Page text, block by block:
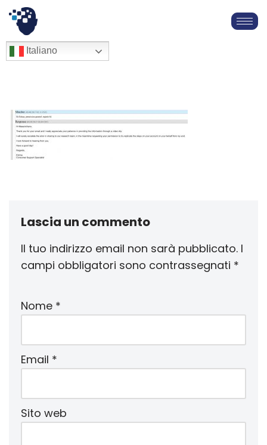
Vai
al
简体中文
English
Français
Italiano
Lascia un commento
Il tuo indirizzo email non sarà pubblicato. I
campi obbligatori sono contrassegnati *
Nome *
Email *
Sito web